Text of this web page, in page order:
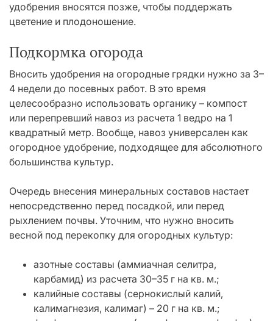
удобрения вносятся позже, чтобы поддержать
цветение и плодоношение.
Подкормка огорода
Вносить удобрения на огородные грядки нужно за 3–
4 недели до посевных работ. В это время
целесообразно использовать органику – компост
или перепревший навоз из расчета 1 ведро на 1
квадратный метр. Вообще, навоз универсален как
огородное удобрение, подходящее для абсолютного
большинства культур.
Очередь внесения минеральных составов настает
непосредственно перед посадкой, или перед
рыхлением почвы. Уточним, что нужно вносить
весной под перекопку для огородных культур:
азотные составы (аммиачная селитра,
карбамид) из расчета 30–35 г на кв. м.;
калийные составы (сернокислый калий,
калимагнезия, калимаг) – 20 г на кв. м.;